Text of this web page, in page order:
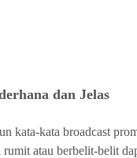
dan Jelas
kata-kata broadcast
rumit atau berbelit-belit